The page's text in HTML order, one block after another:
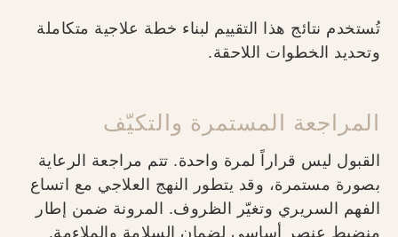
تُستخدم نتائج هذا التقييم لبناء خطة علاجية متكاملة
وتحديد الخطوات اللاحقة.
المراجعة المستمرة والتكيّف
القبول ليس قراراً لمرة واحدة. تتم مراجعة الرعاية
بصورة مستمرة، وقد يتطور النهج العلاجي مع اتساع
الفهم السريري وتغيّر الظروف. المرونة ضمن إطار
منضبط عنصر أساسي لضمان السلامة والملاءمة.